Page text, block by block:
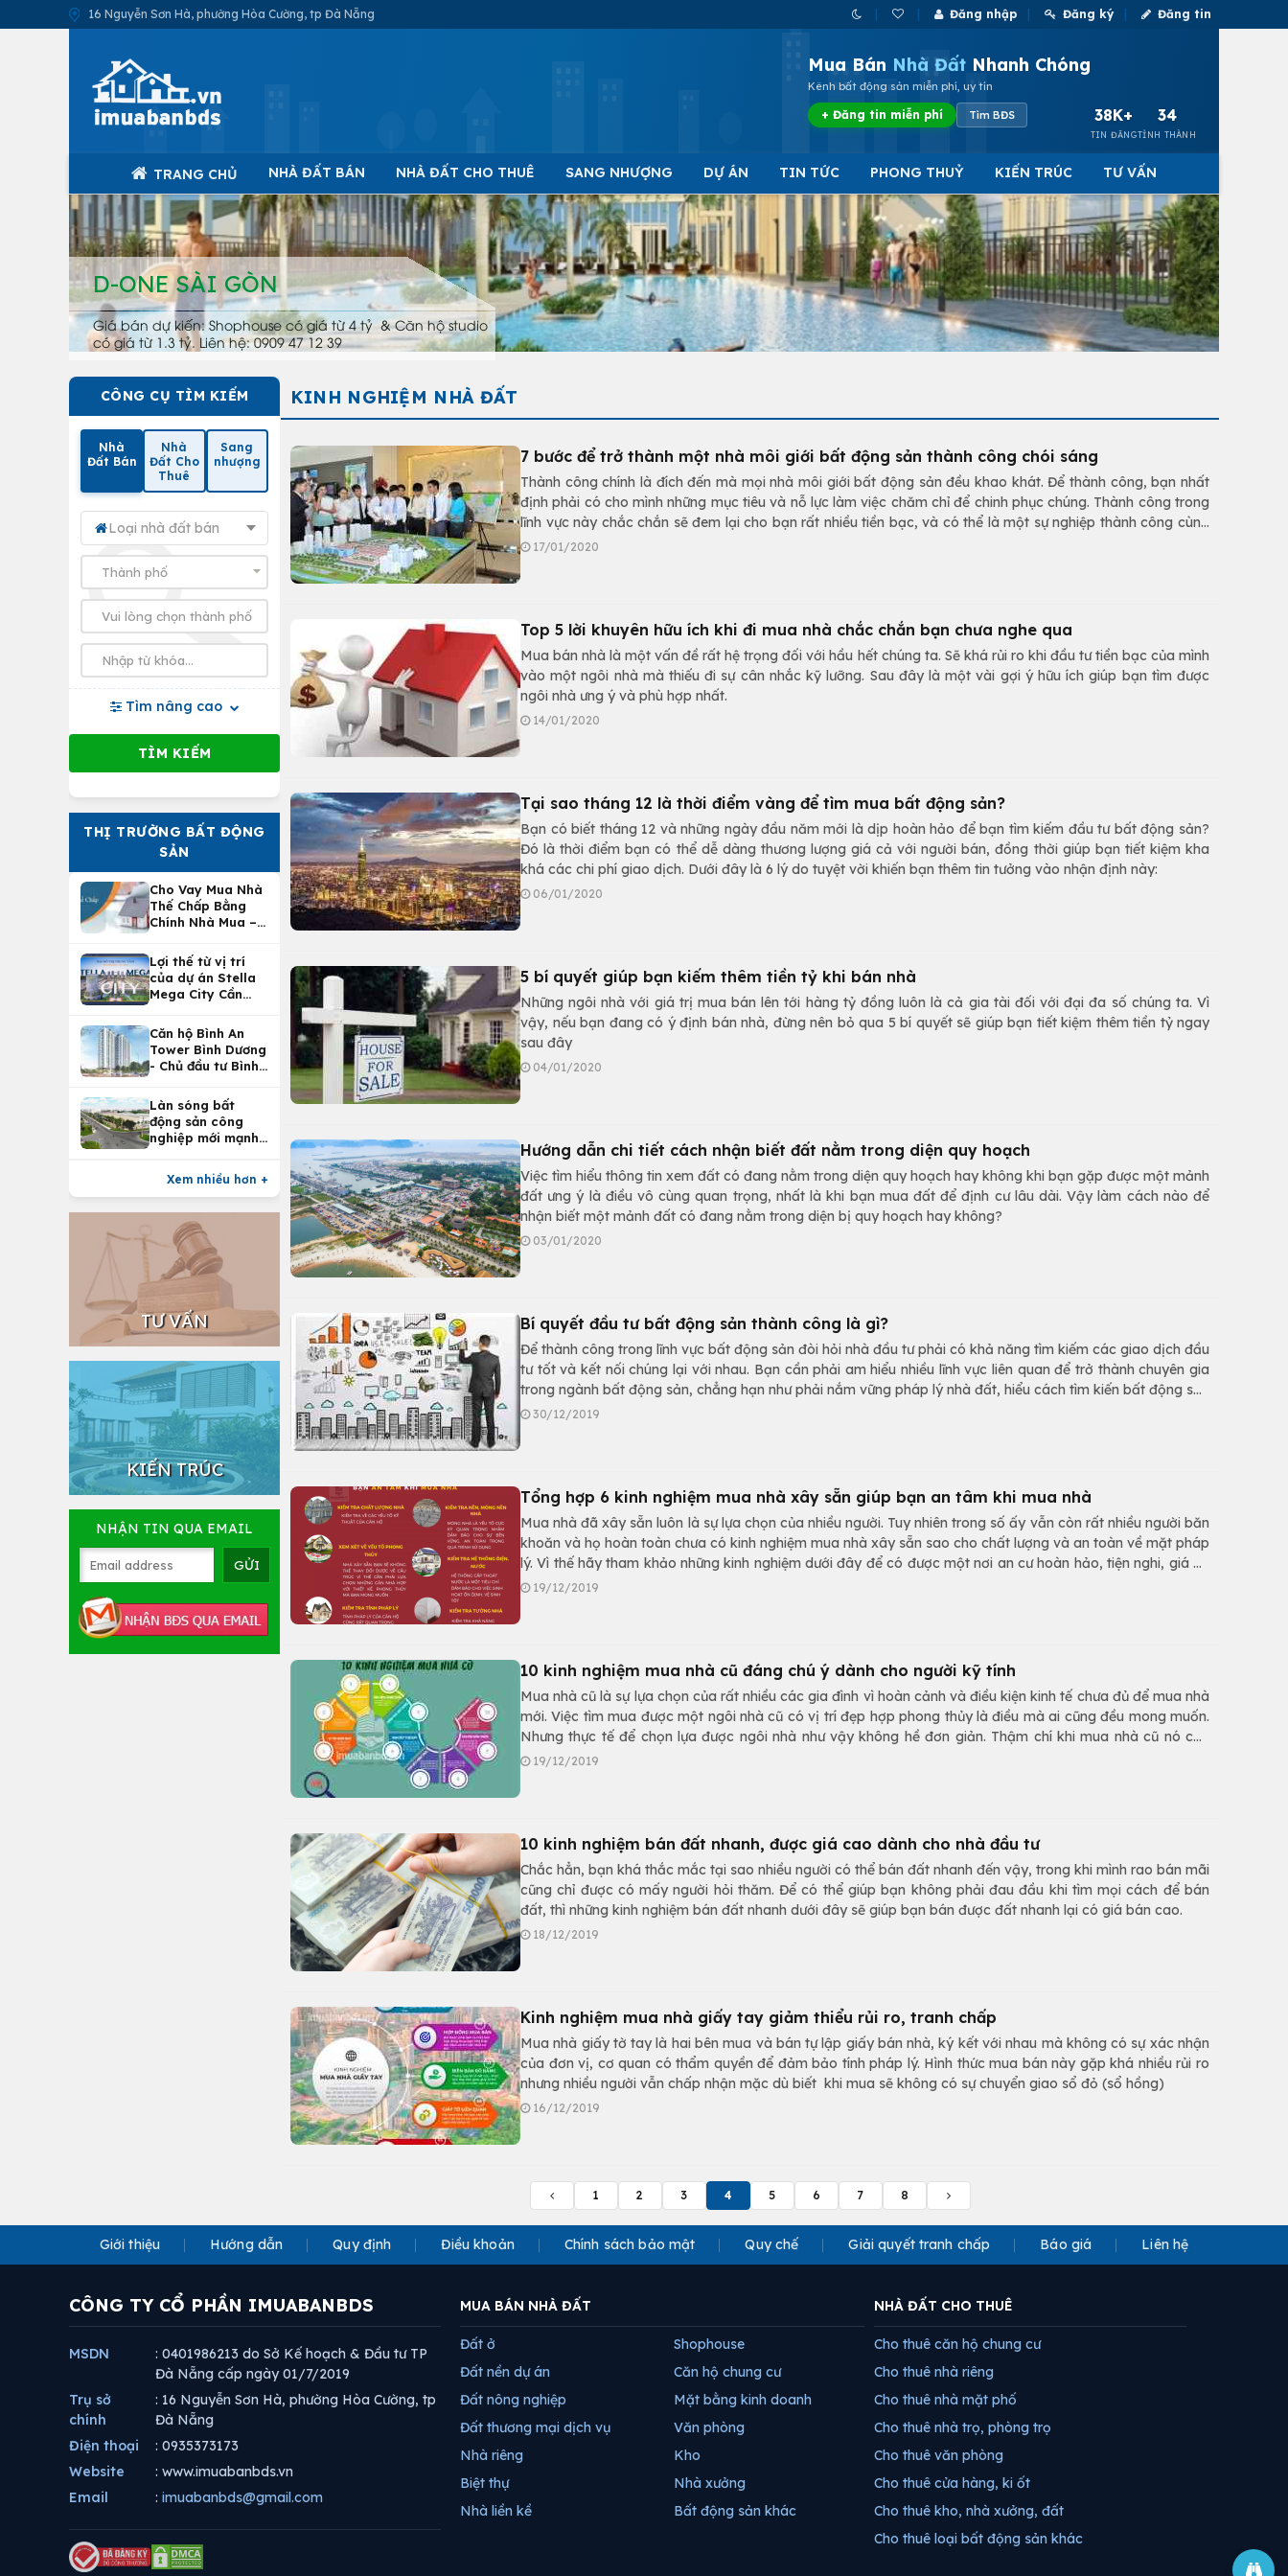
16 Nguyễn Sơn Hà, phường Hòa Cường, tp Đà Nẵng Đăng nhập Đăng ký Đăng tin
Mua Bán Nhà Đất Nhanh Chóng
Kênh bất động sản miễn phí, uy tín
+ Đăng tin miễn phí Tìm BĐS 38K+
TIN ĐĂNG
34
TỈNH THÀNH
TRANG CHỦ NHÀ ĐẤT BÁN NHÀ ĐẤT CHO THUÊ SANG NHƯỢNG DỰ ÁN TIN TỨC PHONG THUỶ KIẾN TRÚC TƯ VẤN
D-ONE SÀI GÒN
Giá bán dự kiến: Shophouse có giá từ 4 tỷ & Căn hộ studio
có giá từ 1.3 tỷ. Liên hệ: 0909 47 12 39
CÔNG CỤ TÌM KIẾM
Nhà
Đất Bán
Nhà
Đất Cho
Thuê
Sang
nhượng
Loại nhà đất bán
Tìm nâng cao
THỊ TRƯỜNG BẤT ĐỘNG
SẢN
Cho Vay Mua Nhà
Thế Chấp Bằng
Chính Nhà Mua –
Nhà Tại
Vietcombank
Lợi thế từ vị trí
của dự án Stella
Mega City Cần
Căn hộ Bình An
Tower Bình Dương
- Chủ đầu tư Bình
Làn sóng bất
động sản công
nghiệp mới mạnh
Xem nhiều hơn +
TƯ VẤN
KIẾN TRÚC
NHẬN TIN QUA EMAIL
KINH NGHIỆM NHÀ ĐẤT
7 bước để trở thành một nhà môi giới bất động sản thành công chói sáng
Thành công chính là đích đến mà mọi nhà môi giới bất động sản đều khao khát. Để thành công, bạn nhất
định phải có cho mình những mục tiêu và nỗ lực làm việc chăm chỉ để chinh phục chúng. Thành công trong
lĩnh vực này chắc chắn sẽ đem lại cho bạn rất nhiều tiền bạc, và có thể là một sự nghiệp thành công cùng
với một sàn bất động sản lớn.
17/01/2020
Top 5 lời khuyên hữu ích khi đi mua nhà chắc chắn bạn chưa nghe qua
Mua bán nhà là một vấn đề rất hệ trọng đối với hầu hết chúng ta. Sẽ khá rủi ro khi đầu tư tiền bạc của mình
vào một ngôi nhà mà thiếu đi sự cân nhắc kỹ lưỡng. Sau đây là một vài gợi ý hữu ích giúp bạn tìm được
ngôi nhà ưng ý và phù hợp nhất.
14/01/2020
Tại sao tháng 12 là thời điểm vàng để tìm mua bất động sản?
Bạn có biết tháng 12 và những ngày đầu năm mới là dịp hoàn hảo để bạn tìm kiếm đầu tư bất động sản?
Đó là thời điểm bạn có thể dễ dàng thương lượng giá cả với người bán, đồng thời giúp bạn tiết kiệm kha
khá các chi phí giao dịch. Dưới đây là 6 lý do tuyệt vời khiến bạn thêm tin tưởng vào nhận định này:
06/01/2020
5 bí quyết giúp bạn kiếm thêm tiền tỷ khi bán nhà
Những ngôi nhà với giá trị mua bán lên tới hàng tỷ đồng luôn là cả gia tài đối với đại đa số chúng ta. Vì
vậy, nếu bạn đang có ý định bán nhà, đừng nên bỏ qua 5 bí quyết sẽ giúp bạn tiết kiệm thêm tiền tỷ ngay
sau đây
04/01/2020
Hướng dẫn chi tiết cách nhận biết đất nằm trong diện quy hoạch
Việc tìm hiểu thông tin xem đất có đang nằm trong diện quy hoạch hay không khi bạn gặp được một mảnh
đất ưng ý là điều vô cùng quan trọng, nhất là khi bạn mua đất để định cư lâu dài. Vậy làm cách nào để
nhận biết một mảnh đất có đang nằm trong diện bị quy hoạch hay không?
03/01/2020
Bí quyết đầu tư bất động sản thành công là gì?
Để thành công trong lĩnh vực bất động sản đòi hỏi nhà đầu tư phải có khả năng tìm kiếm các giao dịch đầu
tư tốt và kết nối chúng lại với nhau. Bạn cần phải am hiểu nhiều lĩnh vực liên quan để trở thành chuyên gia
trong ngành bất động sản, chẳng hạn như phải nắm vững pháp lý nhà đất, hiểu cách tìm kiến bất động sản
tốt…
30/12/2019
Tổng hợp 6 kinh nghiệm mua nhà xây sẵn giúp bạn an tâm khi mua nhà
Mua nhà đã xây sẵn luôn là sự lựa chọn của nhiều người. Tuy nhiên trong số ấy vẫn còn rất nhiều người băn
khoăn và họ hoàn toàn chưa có kinh nghiệm mua nhà xây sẵn sao cho chất lượng và an toàn về mặt pháp
lý. Vì thế hãy tham khảo những kinh nghiệm dưới đây để có được một nơi an cư hoàn hảo, tiện nghi, giá cả
hợp lý
19/12/2019
10 kinh nghiệm mua nhà cũ đáng chú ý dành cho người kỹ tính
Mua nhà cũ là sự lựa chọn của rất nhiều các gia đình vì hoàn cảnh và điều kiện kinh tế chưa đủ để mua nhà
mới. Việc tìm mua được một ngôi nhà cũ có vị trí đẹp hợp phong thủy là điều mà ai cũng đều mong muốn.
Nhưng thực tế để chọn lựa được ngôi nhà như vậy không hề đơn giản. Thậm chí khi mua nhà cũ nó còn
tiềm ẩn rất nhiều rủi ro. Vì vậy, người mua nhà đã qua sử dụng nhất định phải nắm được những kinh nghiệm
19/12/2019
10 kinh nghiệm bán đất nhanh, được giá cao dành cho nhà đầu tư
Chắc hẳn, bạn khá thắc mắc tại sao nhiều người có thể bán đất nhanh đến vậy, trong khi mình rao bán mãi
cũng chỉ được có mấy người hỏi thăm. Để có thể giúp bạn không phải đau đầu khi tìm mọi cách để bán
đất, thì những kinh nghiệm bán đất nhanh dưới đây sẽ giúp bạn bán được đất nhanh lại có giá bán cao.
18/12/2019
Kinh nghiệm mua nhà giấy tay giảm thiểu rủi ro, tranh chấp
Mua nhà giấy tờ tay là hai bên mua và bán tự lập giấy bán nhà, ký kết với nhau mà không có sự xác nhận
của đơn vị, cơ quan có thẩm quyền để đảm bảo tính pháp lý. Hình thức mua bán này gặp khá nhiều rủi ro
nhưng nhiều người vẫn chấp nhận mặc dù biết khi mua sẽ không có sự chuyển giao sổ đỏ (sổ hồng)
16/12/2019
1 2 3 4 5 6 7 8
Giới thiệu Hướng dẫn Quy định Điều khoản Chính sách bảo mật Quy chế Giải quyết tranh chấp Báo giá Liên hệ
CÔNG TY CỔ PHẦN IMUABANBDS
MSDN
: 0401986213 do Sở Kế hoạch & Đầu tư TP
Đà Nẵng cấp ngày 01/7/2019
Trụ sở
chính
: 16 Nguyễn Sơn Hà, phường Hòa Cường, tp
Đà Nẵng
Điện thoại
: 0935373173
Website
: www.imuabanbds.vn
Email
: imuabanbds@gmail.com
MUA BÁN NHÀ ĐẤT
Đất ở
Đất nền dự án
Đất nông nghiệp
Đất thương mại dịch vụ
Nhà riêng
Biệt thự
Nhà liền kề
Shophouse
Căn hộ chung cư
Mặt bằng kinh doanh
Văn phòng
Kho
Nhà xưởng
Bất động sản khác
NHÀ ĐẤT CHO THUÊ
Cho thuê căn hộ chung cư
Cho thuê nhà riêng
Cho thuê nhà mặt phố
Cho thuê nhà trọ, phòng trọ
Cho thuê văn phòng
Cho thuê cửa hàng, ki ốt
Cho thuê kho, nhà xưởng, đất
Cho thuê loại bất động sản khác